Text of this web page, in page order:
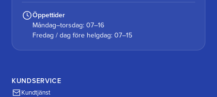
Öppettider
Måndag–torsdag: 07–16
Fredag / dag före helgdag: 07–15
KUNDSERVICE
Kundtjänst